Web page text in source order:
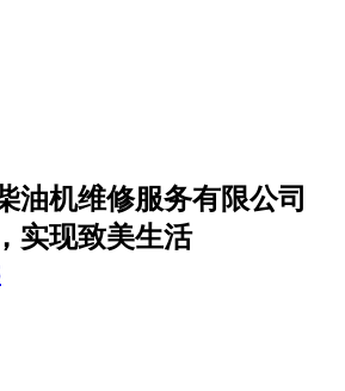
油机维修服务有限公司
实现致美生活